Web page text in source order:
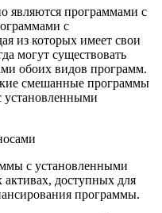
являются программами с
с
из которых имеет свои
могут существовать
обоих видов программ.
смешанные программы
установленными
с установленными
активах, доступных для
программы.